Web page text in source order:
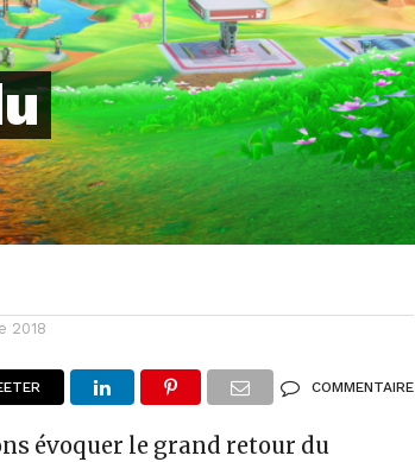
2018
COMMENTAIRE
évoquer le grand retour du